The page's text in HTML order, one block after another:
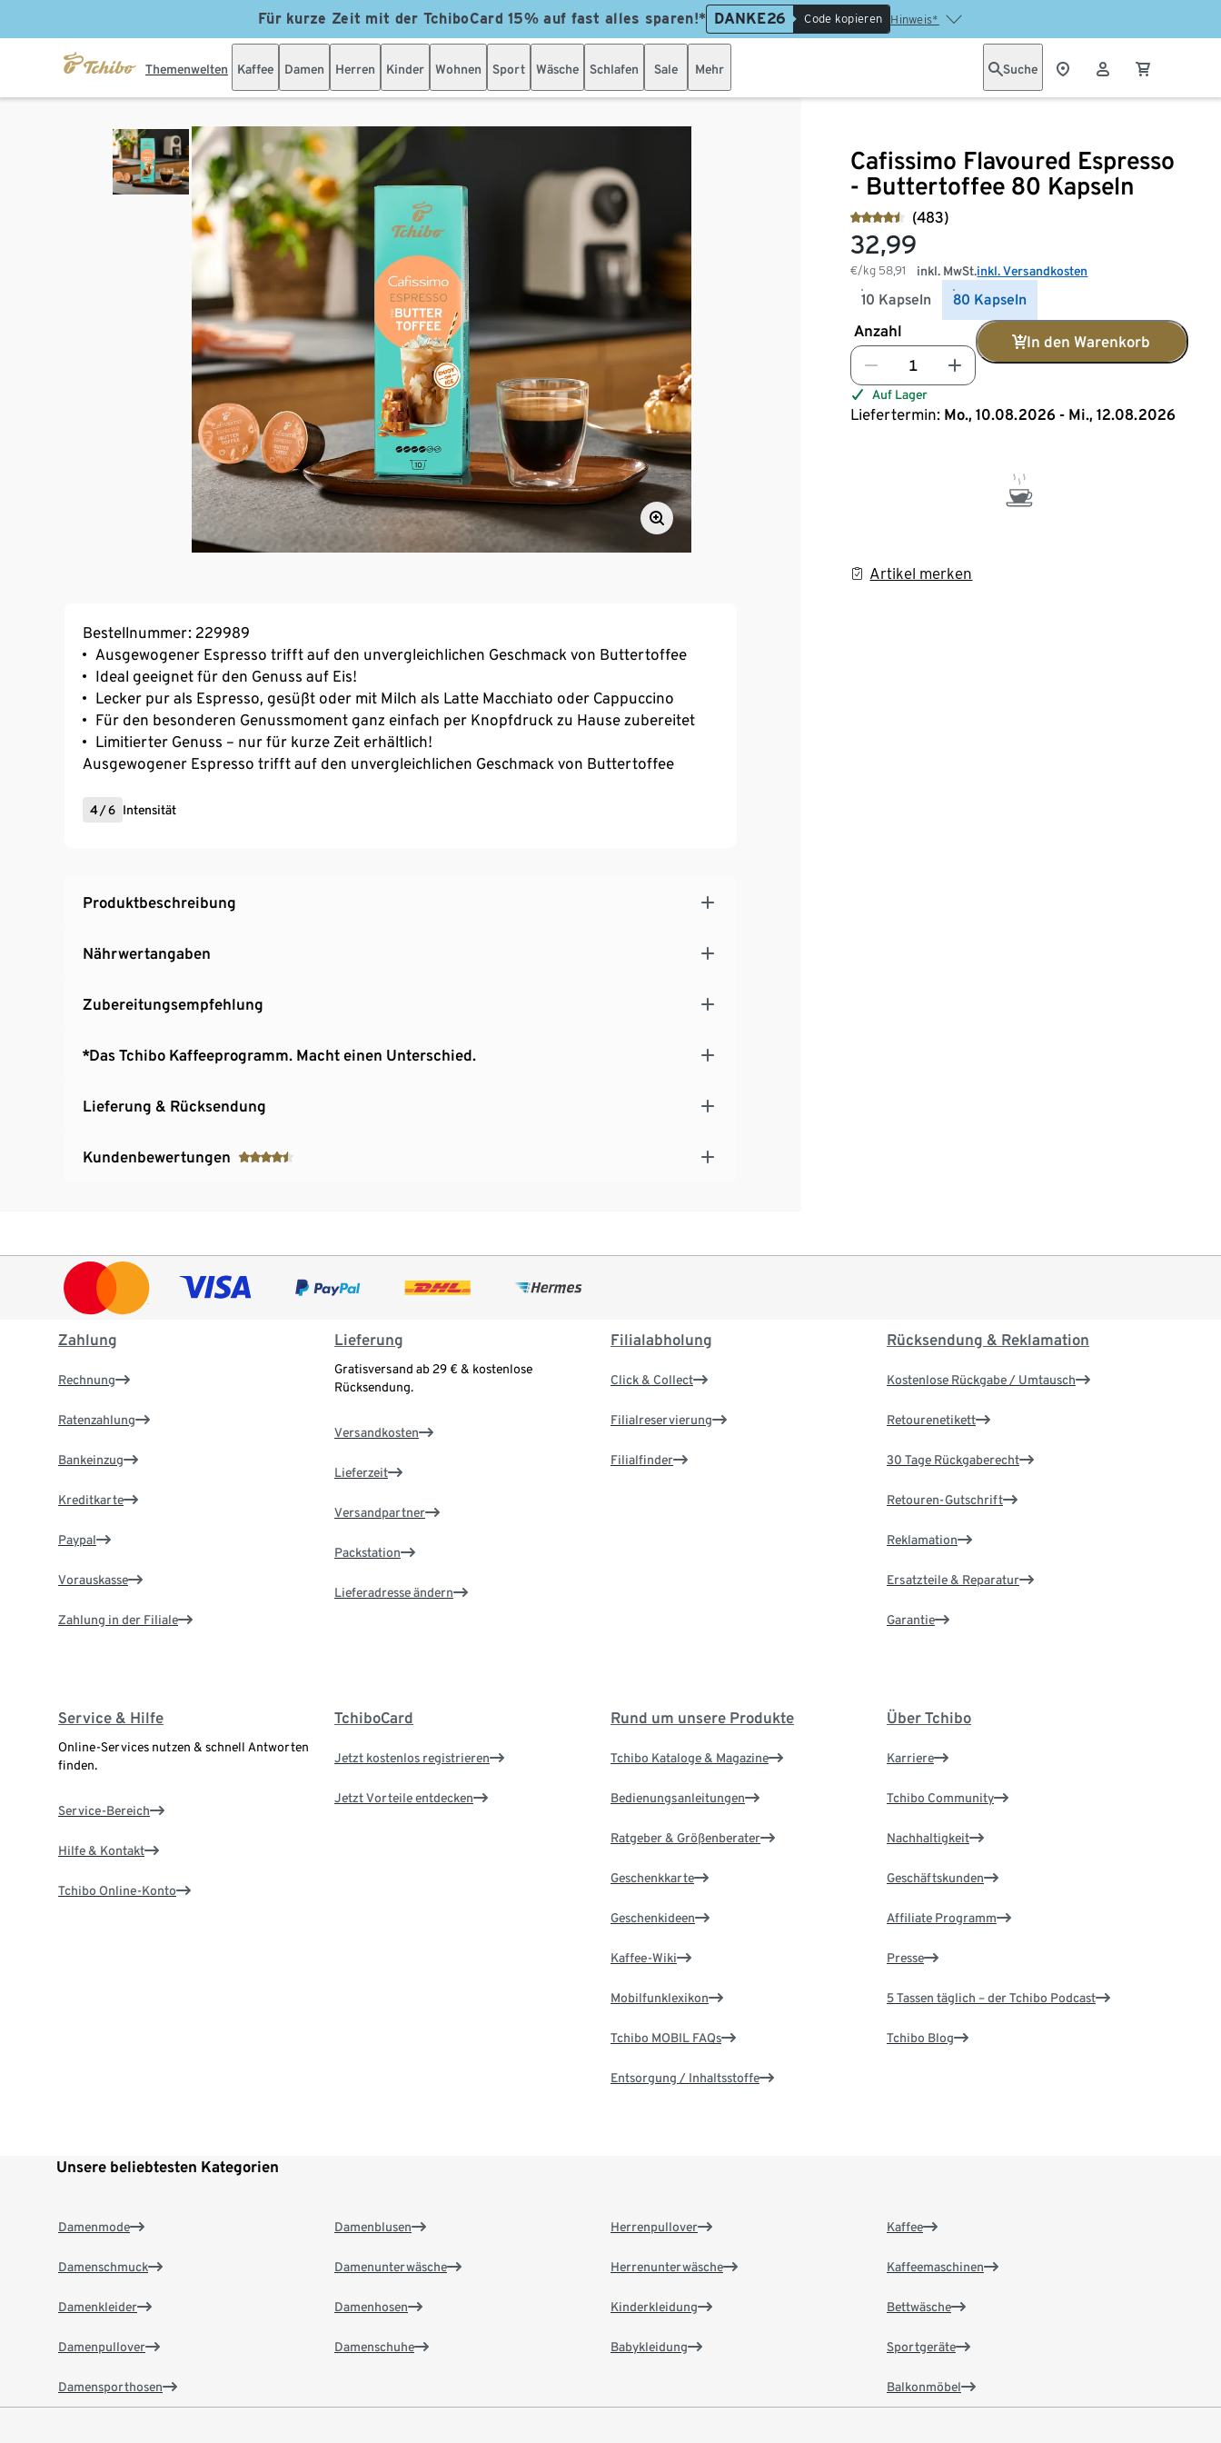
Für kurze Zeit mit der TchiboCard 15% auf fast alles sparen!* DANKE26 Code kopieren Hinweis*
Themenwelten Kaffee Damen Herren Kinder Wohnen Sport Wäsche Schlafen Sale Mehr Suche
Cafissimo Flavoured Espresso
- Buttertoffee 80 Kapseln
(483)
32,99
€/kg 58,91 inkl. MwSt.inkl. Versandkosten
10 Kapseln 80 Kapseln
Anzahl
In den Warenkorb
Auf Lager
Liefertermin: Mo., 10.08.2026 - Mi., 12.08.2026
Artikel merken
Bestellnummer: 229989
Ausgewogener Espresso trifft auf den unvergleichlichen Geschmack von Buttertoffee
Ideal geeignet für den Genuss auf Eis!
Lecker pur als Espresso, gesüßt oder mit Milch als Latte Macchiato oder Cappuccino
Für den besonderen Genussmoment ganz einfach per Knopfdruck zu Hause zubereitet
Limitierter Genuss – nur für kurze Zeit erhältlich!
Ausgewogener Espresso trifft auf den unvergleichlichen Geschmack von Buttertoffee
4/6 Intensität
Produktbeschreibung
Nährwertangaben
Zubereitungsempfehlung
*Das Tchibo Kaffeeprogramm. Macht einen Unterschied.
Lieferung & Rücksendung
Kundenbewertungen
Zahlung
Rechnung
Ratenzahlung
Bankeinzug
Kreditkarte
Paypal
Vorauskasse
Zahlung in der Filiale
Lieferung
Gratisversand ab 29 € & kostenlose
Rücksendung.
Versandkosten
Lieferzeit
Versandpartner
Packstation
Lieferadresse ändern
Filialabholung
Click & Collect
Filialreservierung
Filialfinder
Rücksendung & Reklamation
Kostenlose Rückgabe / Umtausch
Retourenetikett
30 Tage Rückgaberecht
Retouren-Gutschrift
Reklamation
Ersatzteile & Reparatur
Garantie
Service & Hilfe
Online-Services nutzen & schnell Antworten
finden.
Service-Bereich
Hilfe & Kontakt
Tchibo Online-Konto
TchiboCard
Jetzt kostenlos registrieren
Jetzt Vorteile entdecken
Rund um unsere Produkte
Tchibo Kataloge & Magazine
Bedienungsanleitungen
Ratgeber & Größenberater
Geschenkkarte
Geschenkideen
Kaffee-Wiki
Mobilfunklexikon
Tchibo MOBIL FAQs
Entsorgung / Inhaltsstoffe
Über Tchibo
Karriere
Tchibo Community
Nachhaltigkeit
Geschäftskunden
Affiliate Programm
Presse
5 Tassen täglich – der Tchibo Podcast
Tchibo Blog
Unsere beliebtesten Kategorien
Damenmode
Damenschmuck
Damenkleider
Damenpullover
Damensporthosen
Damenblusen
Damenunterwäsche
Damenhosen
Damenschuhe
Herrenpullover
Herrenunterwäsche
Kinderkleidung
Babykleidung
Kaffee
Kaffeemaschinen
Bettwäsche
Sportgeräte
Balkonmöbel